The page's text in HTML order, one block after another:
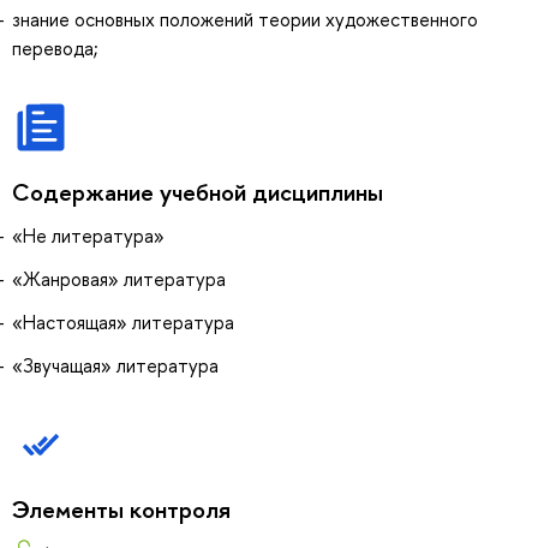
знание основных положений теории художественного
перевода;
Содержание учебной дисциплины
«Не литература»
«Жанровая» литература
«Настоящая» литература
«Звучащая» литература
Элементы контроля